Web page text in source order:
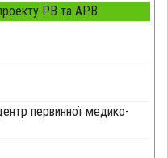
РВ та АРВ
первинної медико-